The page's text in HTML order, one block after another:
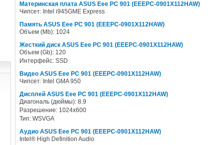
Материнская плата ASUS Eee PC 901 (EEEPC-0901X112HAW)
Чипсет: Intel i945GME Express
Память ASUS Eee PC 901 (EEEPC-0901X112HAW)
Объем (Mb): 1024
Жесткий диск ASUS Eee PC 901 (EEEPC-0901X112HAW)
Объем (Gb): 120
Интерфейс: SSD
Видео ASUS Eee PC 901 (EEEPC-0901X112HAW)
Чипсет: Intel GMA 950
Дисплей ASUS Eee PC 901 (EEEPC-0901X112HAW)
Диагональ (дюймы): 8.9
Разрешение: 1024x600
Тип: WSVGA
Аудио ASUS Eee PC 901 (EEEPC-0901X112HAW)
Intel® High Definition Audio